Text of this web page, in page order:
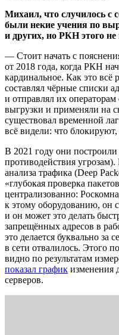
Михаил, что случилось с
были некие учения по
и других, но РКН этого не
— Стоит начать с
от 2018 года, когда РКН
кардинальное. Как это всё
составлял чёрные списки
и отправлял их
выгрузки и применяли на
существовал временной
всё видели: что
В 2021 году они
противодействия
анализа трафика (Deep
«глубокая проверка
централизованно:
к этому оборудованию, он
и он может это делать
запрещённых адресов в
это делается буквально за
в сети отвалилось. Этого
видно по результатам
показал график изменения
серверов.